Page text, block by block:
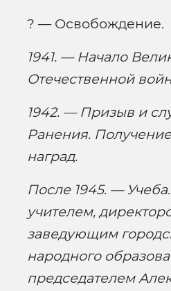
? — Освобождение.
1941. — Начало
Отечественной
1942. — Призыв и
Ранения.
наград.
После 1945. —
учителем,
заведующим
народного
председателем